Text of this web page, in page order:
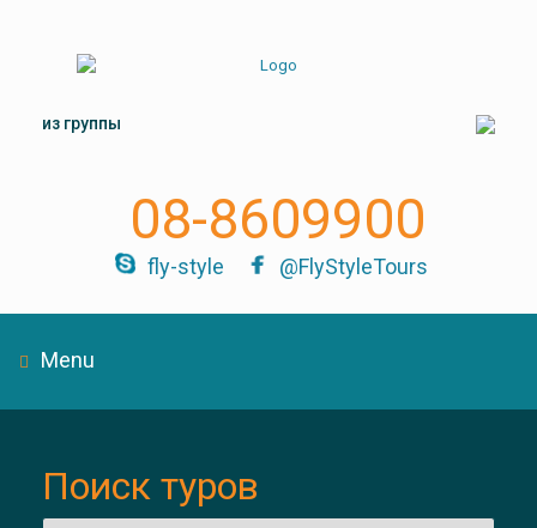
из группы
08-8609900
fly-style @FlyStyleTours
Menu
Поиск туров